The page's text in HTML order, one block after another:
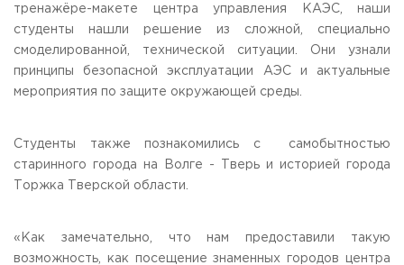
тренажёре-макете центра управления КАЭС, наши
студенты нашли решение из сложной, специально
смоделированной, технической ситуации. Они узнали
принципы безопасной эксплуатации АЭС и актуальные
мероприятия по защите окружающей среды.
Студенты также познакомились с самобытностью
старинного города на Волге - Тверь и историей города
Торжка Тверской области.
«Как замечательно, что нам предоставили такую
возможность, как посещение знаменных городов центра